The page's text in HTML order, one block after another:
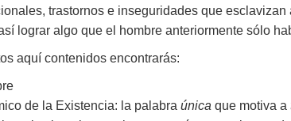
trastornos e inseguridades que esclavizan
lograr algo que el hombre anteriormente sólo
aquí contenidos encontrarás:
de la Existencia: la palabra única que motiva a